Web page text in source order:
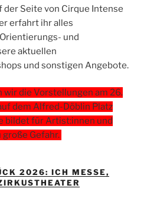
Seite von Cirque Intense
erfahrt ihr alles
und
aktuellen
und sonstigen Angebote.
wir die Vorstellungen am 26.
dem Alfred-Döblin Platz
bildet für Artist:innen und
große Gefahr.
2026: ICH MESSE,